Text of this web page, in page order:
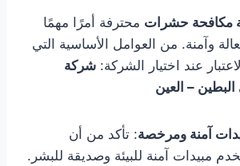
مكافحة حشرات محترفة أمرًا مهمًا
وآمنة. من العوامل الأساسية التي
عند اختيار الشركة: شركة
– العين
آمنة ومرخصة: تأكد من أن
مبيدات آمنة للبيئة وصديقة للبشر.